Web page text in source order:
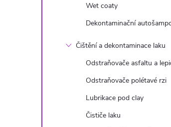
Wet coaty
Dekontaminační
Čištění a dekontaminace laku
Odstraňovače asfaltu a
Odstraňovače polétavé rzi
Lubrikace pod clay
Čističe laku